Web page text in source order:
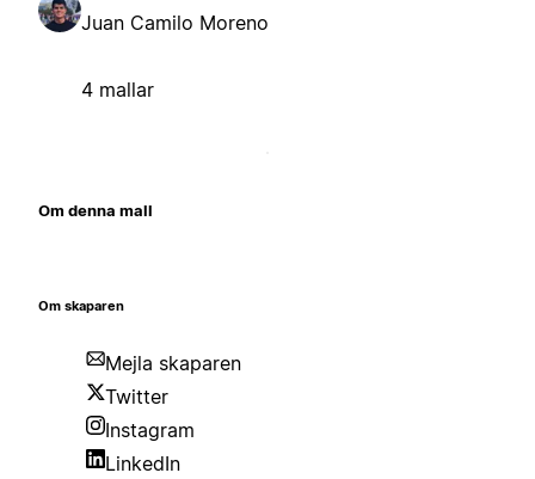
Juan Camilo Moreno
4 mallar
Om denna mall
Om skaparen
Mejla skaparen
Twitter
Instagram
LinkedIn